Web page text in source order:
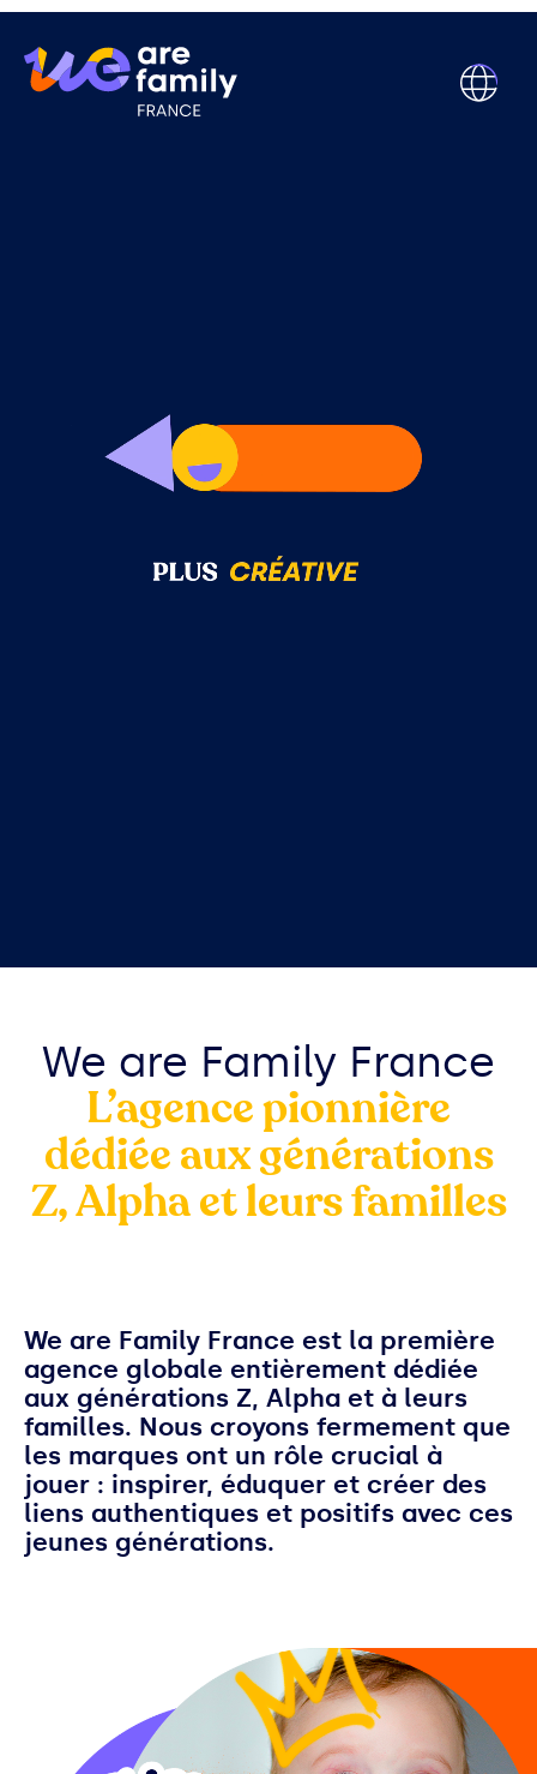
We are Family France
L’agence pionnière
dédiée aux générations
Z, Alpha et leurs familles
We are Family France est la première
agence globale entièrement dédiée
aux générations Z, Alpha et à leurs
familles. Nous croyons fermement que
les marques ont un rôle crucial à
jouer : inspirer, éduquer et créer des
liens authentiques et positifs avec ces
jeunes générations.